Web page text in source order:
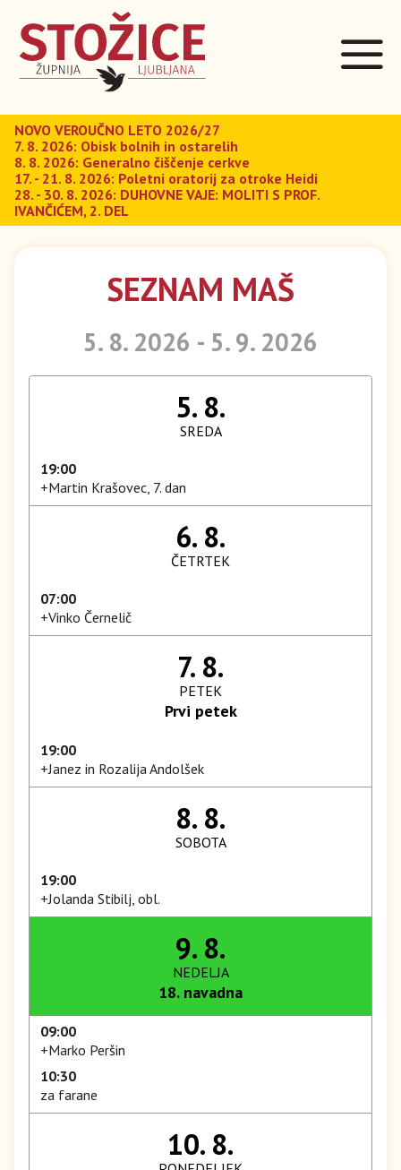
NOVO VEROUČNO LETO 2026/27
7. 8. 2026: Obisk bolnih in ostarelih
8. 8. 2026: Generalno čiščenje cerkve
17. - 21. 8. 2026: Poletni oratorij za otroke Heidi
28. - 30. 8. 2026: DUHOVNE VAJE: MOLITI S PROF.
IVANČIĆEM, 2. DEL
SEZNAM MAŠ
5. 8. 2026 - 5. 9. 2026
5. 8.
SREDA
19:00
+Martin Krašovec, 7. dan
6. 8.
ČETRTEK
07:00
+Vinko Černelič
7. 8.
PETEK
Prvi petek
19:00
+Janez in Rozalija Andolšek
8. 8.
SOBOTA
19:00
+Jolanda Stibilj, obl.
9. 8.
NEDELJA
18. navadna
09:00
+Marko Peršin
10:30
za farane
10. 8.